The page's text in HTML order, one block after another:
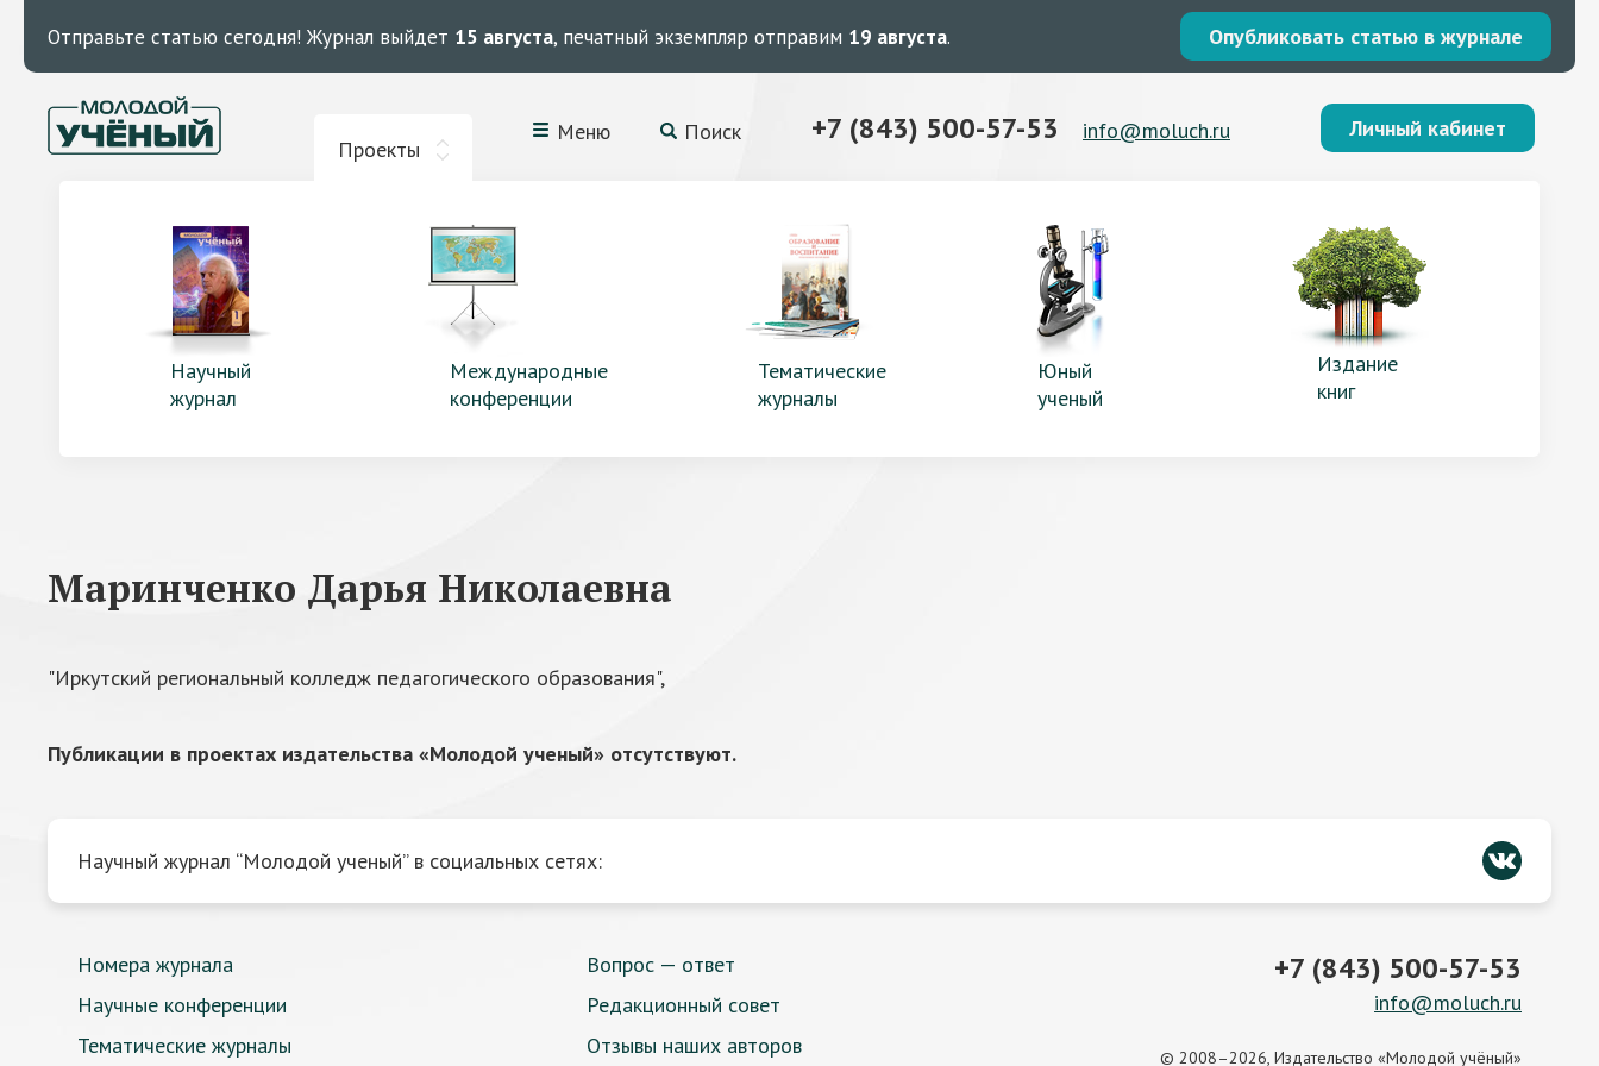
Отправьте статью сегодня! Журнал выйдет 15 августа, печатный экземпляр отправим 19 августа. Опубликовать статью в журнале
Проекты
Меню Поиск +7 (843) 500-57-53 info@moluch.ru Личный кабинет
Научный
журнал
Международные
конференции
Тематические
журналы
Юный
ученый
Издание
книг
Маринченко Дарья Николаевна
"Иркутский региональный колледж педагогического образования",
Публикации в проектах издательства «Молодой ученый» отсутствуют.
Научный журнал “Молодой ученый” в социальных сетях:
Номера журнала
Научные конференции
Тематические журналы
Вопрос — ответ
Редакционный совет
Отзывы наших авторов
+7 (843) 500-57-53
info@moluch.ru
© 2008–2026, Издательство «Молодой учёный»